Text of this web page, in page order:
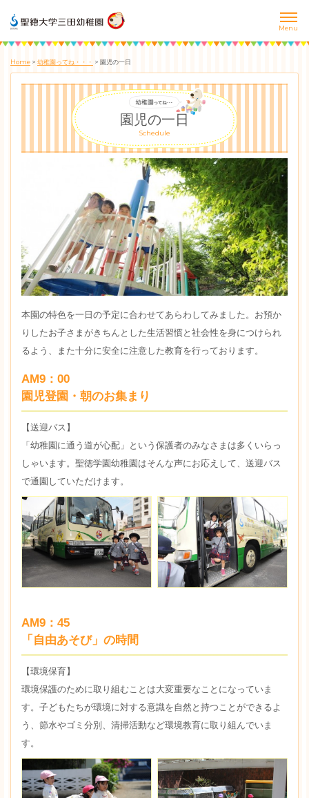
Home > 幼稚園ってね・・・ > 園児の一日
園児の一日
Schedule
本園の特色を一日の予定に合わせてあらわしてみました。お預か
りしたお子さまがきちんとした生活習慣と社会性を身につけられ
るよう、また十分に安全に注意した教育を行っております。
AM9：00
園児登園・朝のお集まり
【送迎バス】
「幼稚園に通う道が心配」という保護者のみなさまは多くいらっ
しゃいます。聖徳学園幼稚園はそんな声にお応えして、送迎バス
で通園していただけます。
AM9：45
「自由あそび」の時間
【環境保育】
環境保護のために取り組むことは大変重要なことになっていま
す。子どもたちが環境に対する意識を自然と持つことができるよ
う、節水やゴミ分別、清掃活動など環境教育に取り組んでいま
す。